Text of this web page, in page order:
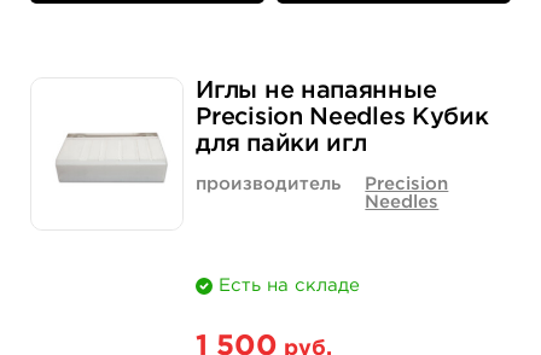
Иглы не напаянные
Precision Needles Кубик
для пайки игл
производитель
Precision
Needles
Есть на складе
1 500 руб.